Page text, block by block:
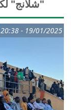
"شلانج"
19/01/2025 - 20:38